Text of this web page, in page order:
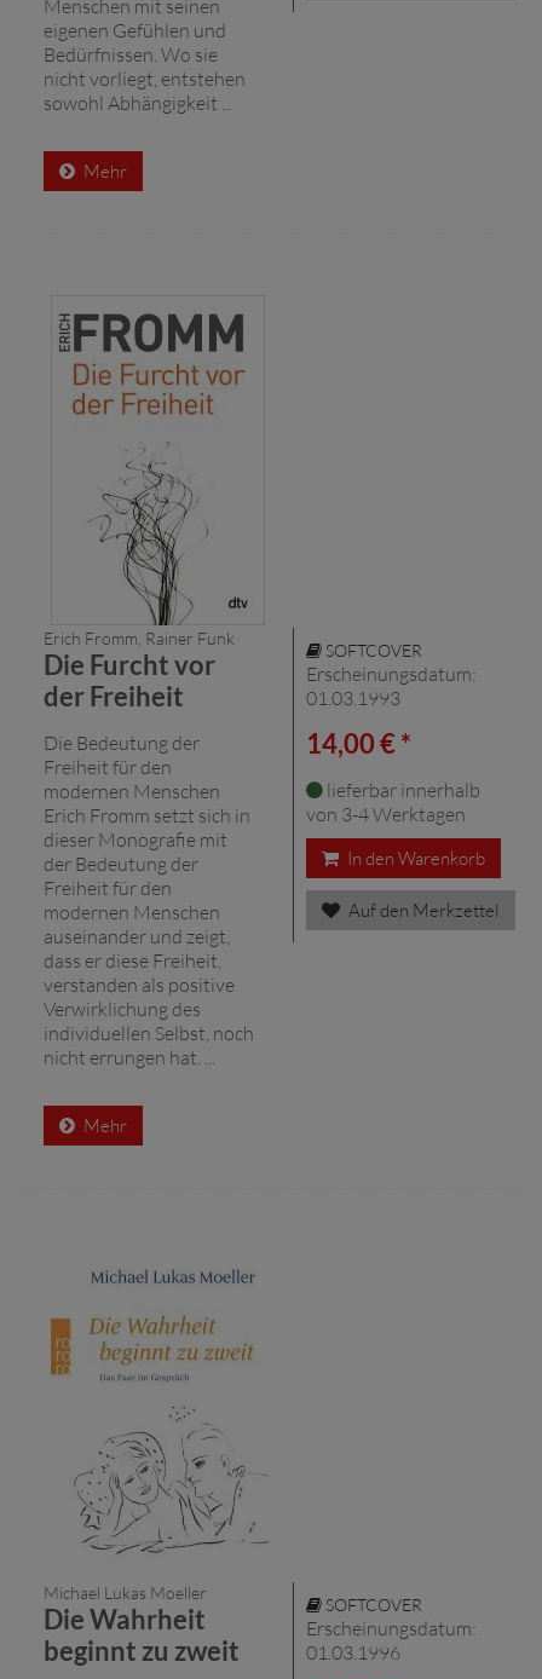
Menschen mit seinen
eigenen Gefühlen und
Bedürfnissen. Wo sie
nicht vorliegt, entstehen
sowohl Abhängigkeit ...
Mehr
Erich Fromm, Rainer Funk
Die Furcht vor
der Freiheit
Die Bedeutung der
Freiheit für den
modernen Menschen
Erich Fromm setzt sich in
dieser Monografie mit
der Bedeutung der
Freiheit für den
modernen Menschen
auseinander und zeigt,
dass er diese Freiheit,
verstanden als positive
Verwirklichung des
individuellen Selbst, noch
nicht errungen hat. ...
Mehr
SOFTCOVER
Erscheinungsdatum:
01.03.1993
14,00 € *
lieferbar innerhalb
von 3-4 Werktagen
In den Warenkorb
Auf den Merkzettel
Michael Lukas Moeller
Die Wahrheit
beginnt zu zweit
SOFTCOVER
Erscheinungsdatum:
01.03.1996